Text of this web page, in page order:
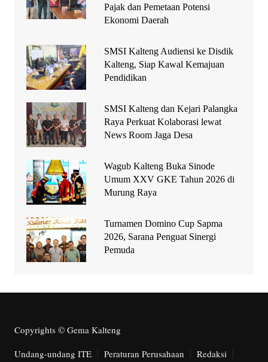
Pajak dan Pemetaan Potensi
Ekonomi Daerah
SMSI Kalteng Audiensi ke Disdik
Kalteng, Siap Kawal Kemajuan
Pendidikan
SMSI Kalteng dan Kejari Palangka
Raya Perkuat Kolaborasi lewat
News Room Jaga Desa
Wagub Kalteng Buka Sinode
Umum XXV GKE Tahun 2026 di
Murung Raya
Turnamen Domino Cup Sapma
2026, Sarana Penguat Sinergi
Pemuda
Copyrights © Gema Kalteng
Undang-undang ITE
Peraturan Perusahaan Redaksi